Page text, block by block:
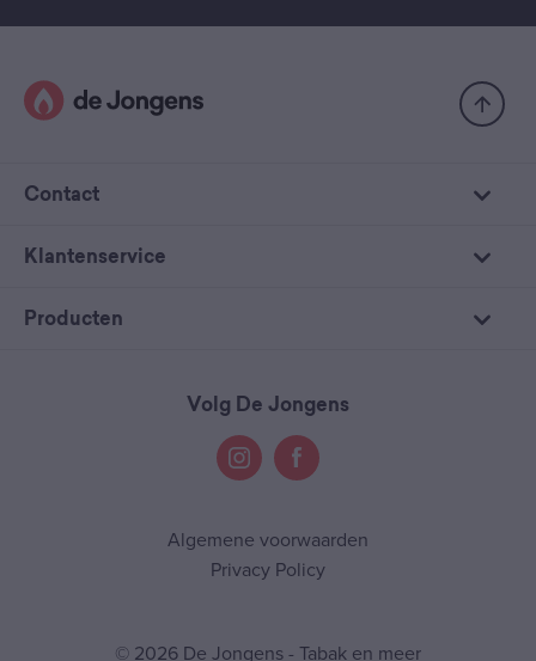
Contact
Klantenservice
Producten
Volg De Jongens
Algemene voorwaarden
Privacy Policy
© 2026 De Jongens - Tabak en meer